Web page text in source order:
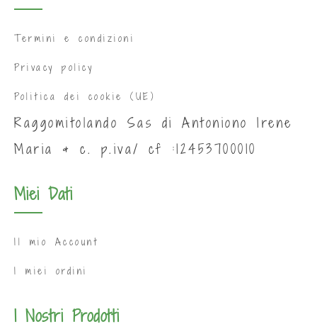
Termini e condizioni
Privacy policy
Politica dei cookie (UE)
Raggomitolando Sas di Antoniono Irene
Maria & c. p.iva/ cf :12453700010
Miei Dati
Il mio Account
I miei ordini
I Nostri Prodotti